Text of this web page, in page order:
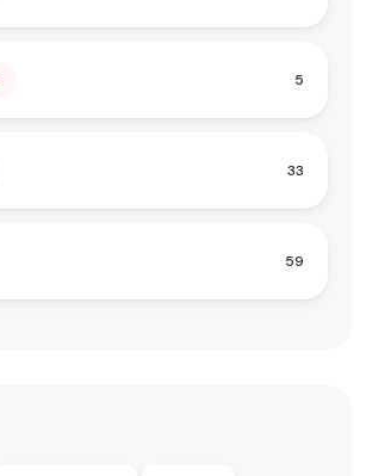
5
33
59